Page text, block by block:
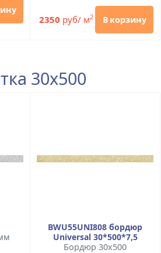
2350 руб/ м2 В корзину
30x500
BWU55UNI808 бордюр
Universal 30*500*7,5
Бордюр 30x500